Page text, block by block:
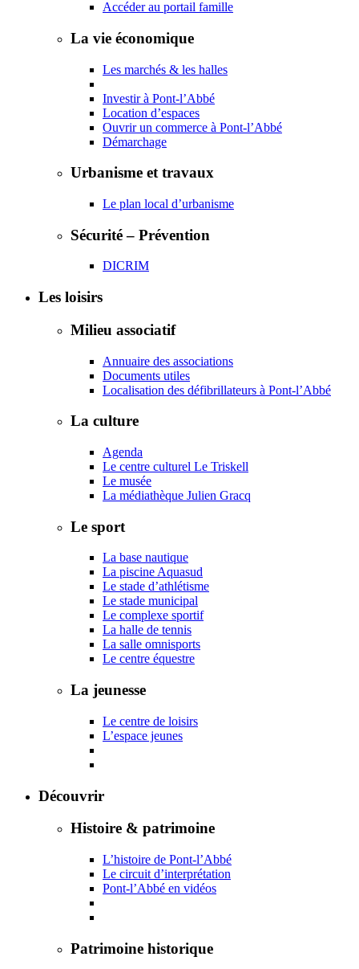
Accéder au portail famille
La vie économique
Les marchés & les halles
Investir à Pont-l’Abbé
Location d’espaces
Ouvrir un commerce à Pont-l’Abbé
Démarchage
Urbanisme et travaux
Le plan local d’urbanisme
Sécurité – Prévention
DICRIM
Les loisirs
Milieu associatif
Annuaire des associations
Documents utiles
Localisation des défibrillateurs à Pont-l’Abbé
La culture
Agenda
Le centre culturel Le Triskell
Le musée
La médiathèque Julien Gracq
Le sport
La base nautique
La piscine Aquasud
Le stade d’athlétisme
Le stade municipal
Le complexe sportif
La halle de tennis
La salle omnisports
Le centre équestre
La jeunesse
Le centre de loisirs
L’espace jeunes
Découvrir
Histoire & patrimoine
L’histoire de Pont-l’Abbé
Le circuit d’interprétation
Pont-l’Abbé en vidéos
Patrimoine historique